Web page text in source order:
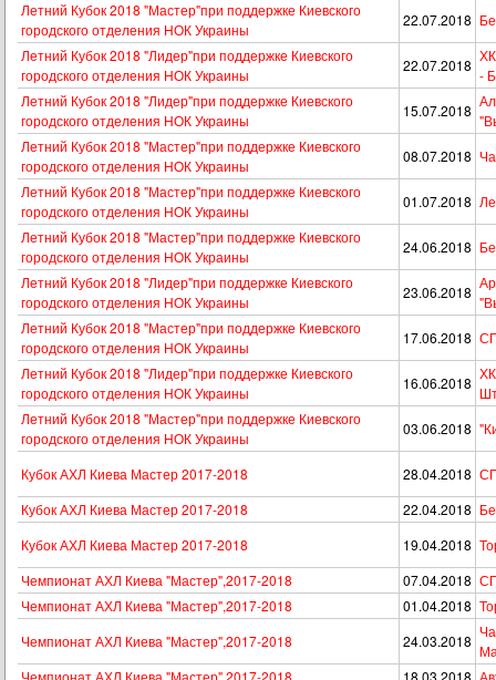
Летний Кубок 2018 "Мастер"при поддержке Киевского
городского отделения НОК Украины
22.07.2018
Летний Кубок 2018 "Лидер"при поддержке Киевского
городского отделения НОК Украины
22.07.2018
-
Летний Кубок 2018 "Лидер"при поддержке Киевского
городского отделения НОК Украины
15.07.2018
Летний Кубок 2018 "Мастер"при поддержке Киевского
городского отделения НОК Украины
08.07.2018
Летний Кубок 2018 "Мастер"при поддержке Киевского
городского отделения НОК Украины
01.07.2018
Летний Кубок 2018 "Мастер"при поддержке Киевского
городского отделения НОК Украины
24.06.2018
Летний Кубок 2018 "Лидер"при поддержке Киевского
городского отделения НОК Украины
23.06.2018
Летний Кубок 2018 "Мастер"при поддержке Киевского
городского отделения НОК Украины
17.06.2018
Летний Кубок 2018 "Лидер"при поддержке Киевского
городского отделения НОК Украины
16.06.2018
Летний Кубок 2018 "Мастер"при поддержке Киевского
городского отделения НОК Украины
03.06.2018
Кубок АХЛ Киева Мастер 2017-2018 28.04.2018
Кубок АХЛ Киева Мастер 2017-2018
22.04.2018
Кубок АХЛ Киева Мастер 2017-2018
19.04.2018
Чемпионат АХЛ Киева "Мастер",2017-2018
07.04.2018
Чемпионат АХЛ Киева "Мастер",2017-2018
01.04.2018
Чемпионат АХЛ Киева "Мастер",2017-2018
24.03.2018
Чемпионат АХЛ Киева "Мастер",2017-2018
18.03.2018